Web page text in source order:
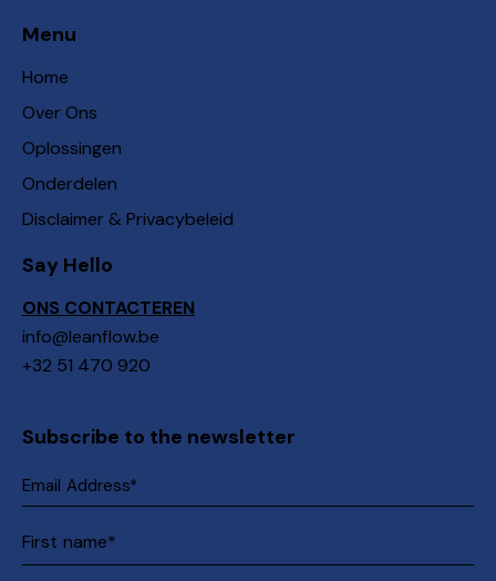
Menu
Home
Over Ons
Oplossingen
Onderdelen
Disclaimer & Privacybeleid
Say Hello
ONS CONTACTEREN
info@leanflow.be
+32 51 470 920
Subscribe to the newsletter